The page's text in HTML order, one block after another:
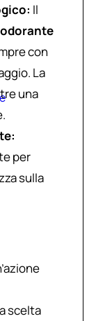
Il
con
La
una
per
sulla
scelta